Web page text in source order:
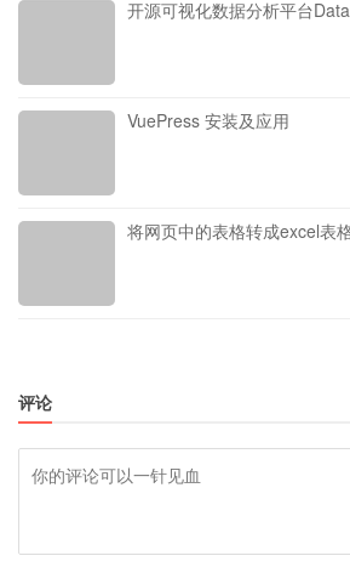
开源可视化数据分析平台
VuePress 安装及应用
将网页中的表格转成excel表
评论